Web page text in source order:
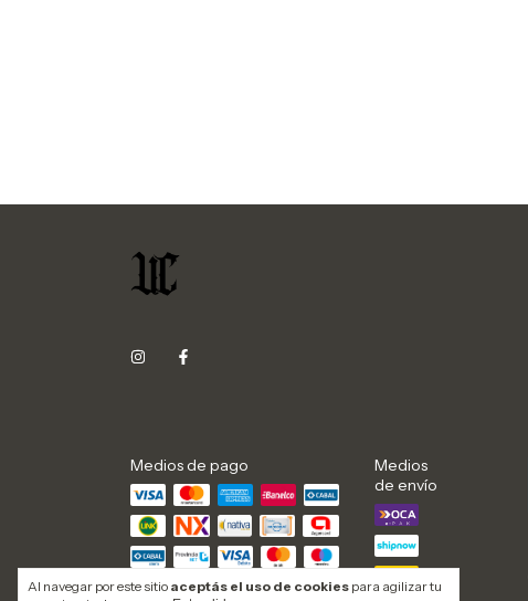
Al navegar por este sitio aceptás el uso de cookies para agilizar tu
Medios de pago
Medios
de envío